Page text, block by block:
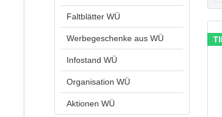
Faltblätter WÜ
Werbegeschenke aus WÜ
Infostand WÜ
Organisation WÜ
Aktionen WÜ